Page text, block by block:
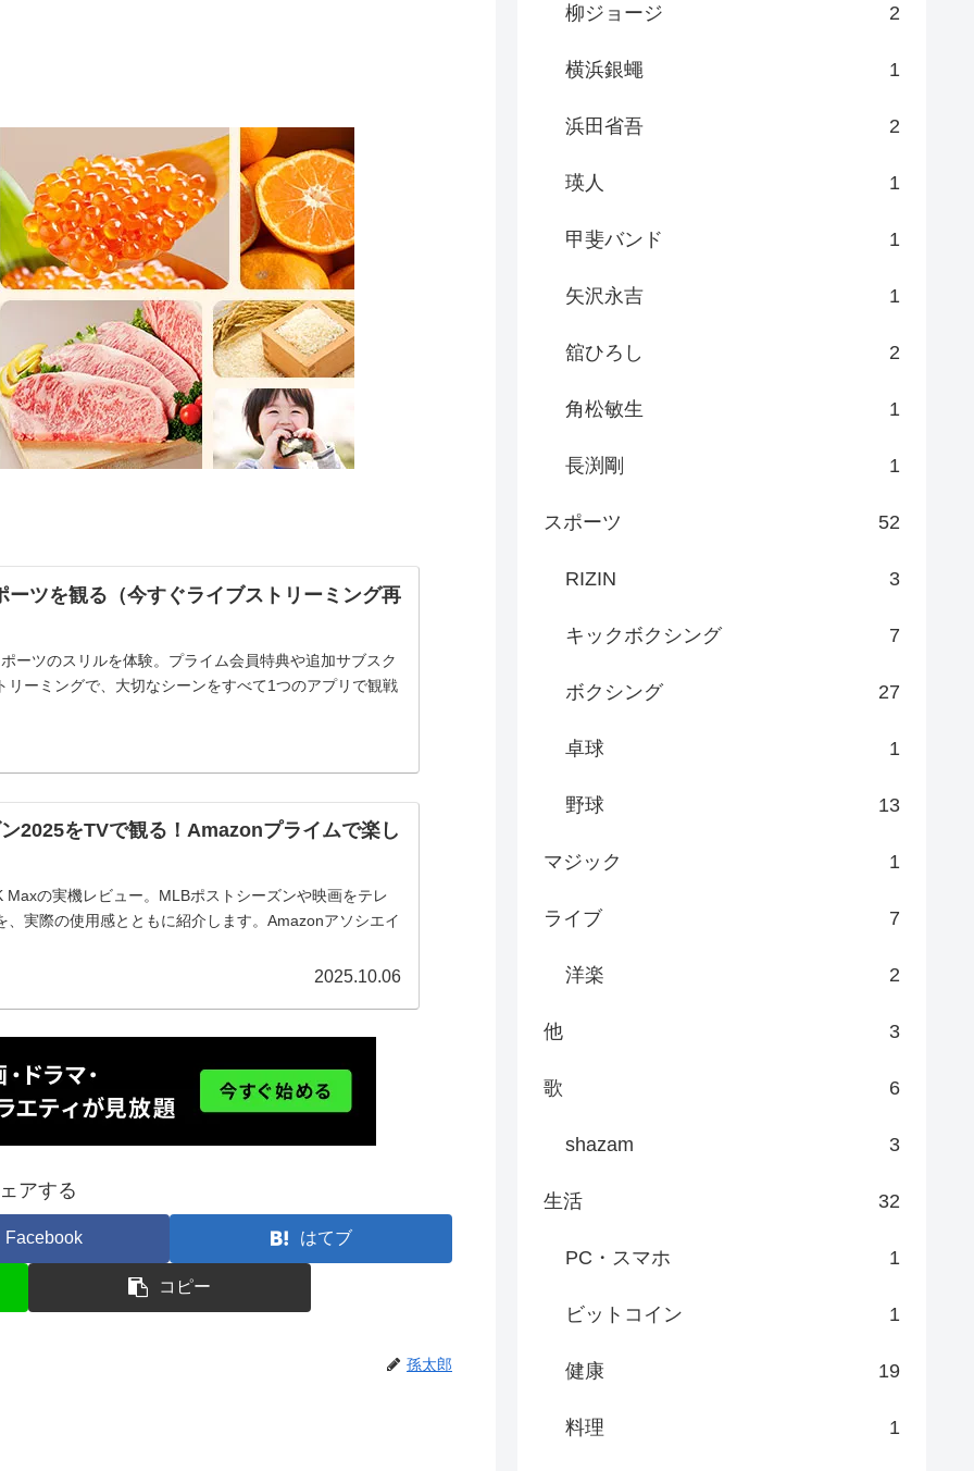
ツを観る（今すぐライブストリーミング再
ーツのスリルを体験。プライム会員特典や追加サブスク
リーミングで、大切なシーンをすべて1つのアプリで観戦
2025をTVで観る！Amazonプライムで楽し
Maxの実機レビュー。MLBポストシーズンや映画をテレ
、実際の使用感とともに紹介します。Amazonアソシエイ
2025.10.06
アする
Facebook はてブ
コピー
孫太郎
柳ジョージ 2
横浜銀蠅 1
浜田省吾 2
瑛人 1
甲斐バンド 1
矢沢永吉 1
舘ひろし 2
角松敏生 1
長渕剛 1
スポーツ 52
RIZIN 3
キックボクシング 7
ボクシング 27
卓球 1
野球 13
マジック 1
ライブ 7
洋楽 2
他 3
歌 6
shazam 3
生活 32
PC・スマホ 1
ビットコイン 1
健康 19
料理 1